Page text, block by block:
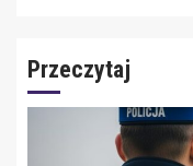
Przeczytaj